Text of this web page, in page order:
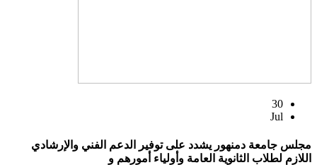
30
Jul
مجلس جامعة دمنهور يشدد على توفير الدعم الفني والإرشادي
اللازم لطلاب الثانوية العامة وأولياء أمورهم و